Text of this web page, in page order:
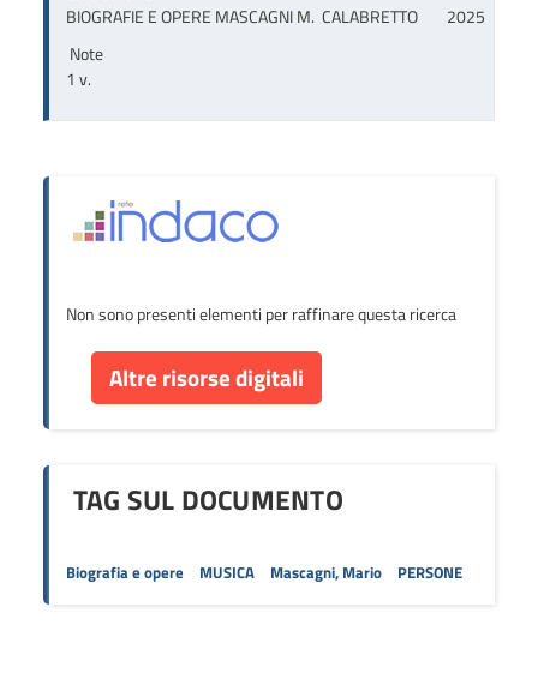
BIOGRAFIE E OPERE MASCAGNI M.  CALABRETTO        2025
Note
1 v.
Non sono presenti elementi per raffinare questa ricerca
Altre risorse digitali
TAG SUL DOCUMENTO
Biografia e opere MUSICA Mascagni, Mario PERSONE